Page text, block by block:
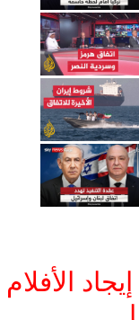
الأفلام